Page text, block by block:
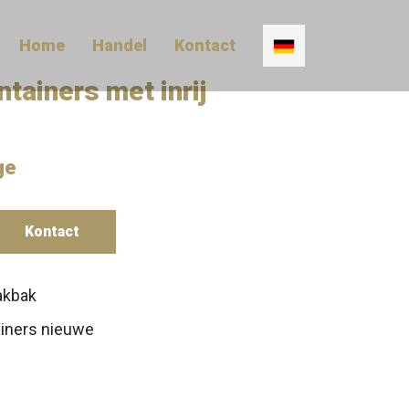
Home Handel Kontact
met inrij
Kontact
nieuwe